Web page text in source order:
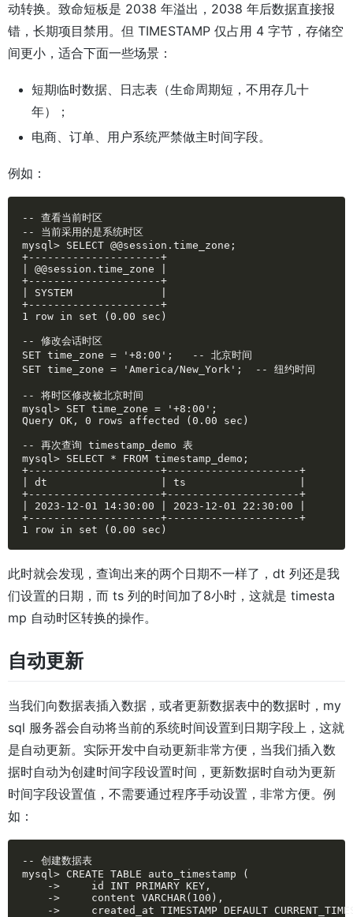
动转换。致命短板是 2038 年溢出，2038 年后数据直接报
错，长期项目禁用。但 TIMESTAMP 仅占用 4 字节，存储空
间更小，适合下面一些场景：
短期临时数据、日志表（生命周期短，不用存几十
年）；
电商、订单、用户系统严禁做主时间字段。
例如：
-- 查看当前时区
-- 当前采用的是系统时区
mysql> SELECT @@session.time_zone;
+---------------------+
| @@session.time_zone |
+---------------------+
| SYSTEM              |
+---------------------+
1 row in set (0.00 sec)
-- 修改会话时区
SET time_zone = '+8:00';   -- 北京时间
SET time_zone = 'America/New_York';  -- 纽约时间
-- 将时区修改被北京时间
mysql> SET time_zone = '+8:00';
Query OK, 0 rows affected (0.00 sec)
-- 再次查询 timestamp_demo 表
mysql> SELECT * FROM timestamp_demo;
+---------------------+---------------------+
| dt                  | ts                  |
+---------------------+---------------------+
| 2023-12-01 14:30:00 | 2023-12-01 22:30:00 |
+---------------------+---------------------+
1 row in set (0.00 sec)
此时就会发现，查询出来的两个日期不一样了，dt 列还是我
们设置的日期，而 ts 列的时间加了8小时，这就是 timesta
mp 自动时区转换的操作。
自动更新
当我们向数据表插入数据，或者更新数据表中的数据时，my
sql 服务器会自动将当前的系统时间设置到日期字段上，这就
是自动更新。实际开发中自动更新非常方便，当我们插入数
据时自动为创建时间字段设置时间，更新数据时自动为更新
时间字段设置值，不需要通过程序手动设置，非常方便。例
如：
-- 创建数据表
mysql> CREATE TABLE auto_timestamp (
->     id INT PRIMARY KEY,
->     content VARCHAR(100),
->     created_at TIMESTAMP DEFAULT